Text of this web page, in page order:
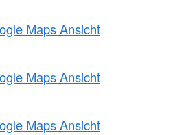
Maps Ansicht
Maps Ansicht
Maps Ansicht